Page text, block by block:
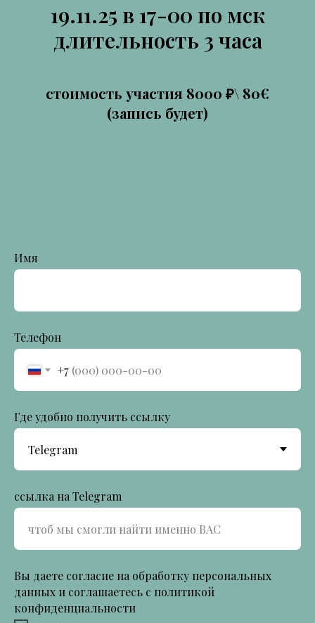
19.11.25 в 17-00 по мск
длительность 3 часа
стоимость участия 8000 ₽\ 80€
(запись будет)
Имя
Телефон
+7
Где удобно получить ссылку
ссылка на Telegram
Вы даете согласие на обработку персональных
данных и соглашаетесь c политикой
конфиденциальности